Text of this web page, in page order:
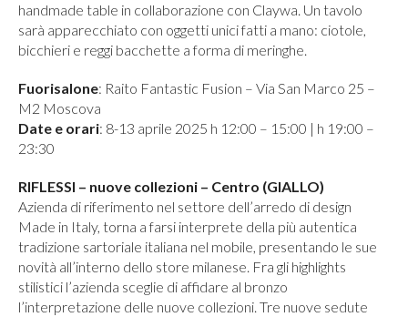
handmade table in collaborazione con Claywa. Un tavolo
sarà apparecchiato con oggetti unici fatti a mano: ciotole,
bicchieri e reggi bacchette a forma di meringhe.
Fuorisalone: Raito Fantastic Fusion – Via San Marco 25 –
M2 Moscova
Date e orari: 8-13 aprile 2025 h 12:00 – 15:00 | h 19:00 –
23:30
RIFLESSI – nuove collezioni – Centro (GIALLO)
Azienda di riferimento nel settore dell’arredo di design
Made in Italy, torna a farsi interprete della più autentica
tradizione sartoriale italiana nel mobile, presentando le sue
novità all’interno dello store milanese. Fra gli highlights
stilistici l’azienda sceglie di affidare al bronzo
l’interpretazione delle nuove collezioni. Tre nuove sedute